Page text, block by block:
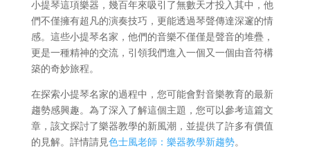
小提琴這項樂器，幾百年來吸引了無數天才投入其中，他
們不僅擁有超凡的演奏技巧，更能透過琴聲傳達深邃的情
感。這些小提琴名家，他們的音樂不僅僅是聲音的堆疊，
更是一種精神的交流，引領我們進入一個又一個由音符構
築的奇妙旅程。
在探索小提琴名家的過程中，您可能會對音樂教育的最新
趨勢感興趣。為了深入了解這個主題，您可以參考這篇文
章，該文探討了樂器教學的新風潮，並提供了許多有價值
的見解。詳情請見色士風老師：樂器教學新趨勢。